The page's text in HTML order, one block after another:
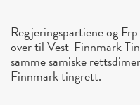
Regjeringspartiene og
over til Vest-Finnmark
samme samiske
Finnmark tingrett.